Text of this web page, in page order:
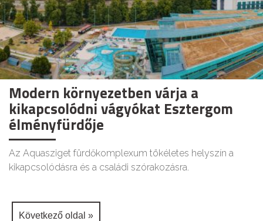
Modern környezetben várja a
kikapcsolódni vágyókat Esztergom
élményfürdője
Az Aquasziget fürdőkomplexum tökéletes helyszín a
kikapcsolódásra és a családi szórakozásra.
Következő oldal »